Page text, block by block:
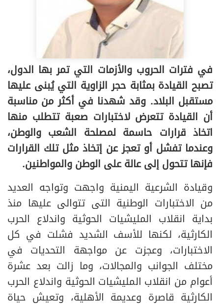
في فترات الحروب والأزمات التي تمر بها الدول،
تصبح القيادة بمثابة حجر الزاوية التي يُبنى عليها
مستقبل البلاد. وقد شهدنا في أكثر من مناسبة
أن القيادة تتعرض لاختبارات صعبة تتطلب منها
اتخاذ قرارات حاسمة لمصلحة الشعب والوطن،
وعندما تفشل أو تعجز عن إتخاذ مثل تلك القرارات
فإنها تتحول إلى عالة على الوطن والمواطنين.
وقيادة الشرعية اليمنية واجهت وتواجه العديد
من الاختبارات الوطنية التى تتوالى عليها منذ
بداية انقلاب المليشيات الحوثية واندلاع الحرب
الكارثية، لكنها للأسف الشديد فشلت في كل
الاختبارات، وعجزت عن مواجهة التحديات في
مختلف الجوانب والمجالات، وما زالت بعد عشرة
أعوام من انقلاب المليشيات الحوثية واندلاع الحرب
الكارثية قاصرة وعديمة الأهلية، وتعيش حياة